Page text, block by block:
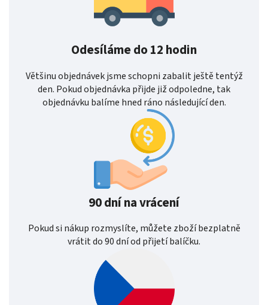
Odesíláme do 12 hodin
Většinu objednávek jsme schopni zabalit ještě tentýž
den. Pokud objednávka přijde již odpoledne, tak
objednávku balíme hned ráno následující den.
90 dní na vrácení
Pokud si nákup rozmyslíte, můžete zboží bezplatně
vrátit do 90 dní od přijetí balíčku.